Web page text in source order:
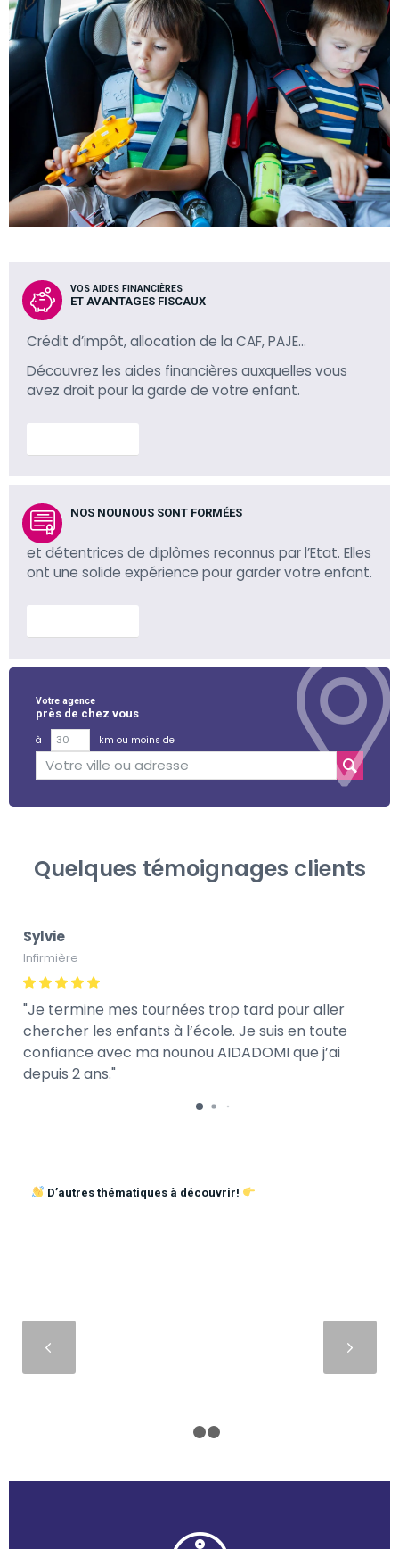
VOS AIDES FINANCIÈRES
ET AVANTAGES FISCAUX
Crédit d’impôt, allocation de la CAF, PAJE…
Découvrez les aides financières auxquelles vous
avez droit pour la garde de votre enfant.
NOS NOUNOUS SONT FORMÉES
et détentrices de diplômes reconnus par l’Etat. Elles
ont une solide expérience pour garder votre enfant.
Votre agence
près de chez vous
à
km ou moins de
Quelques témoignages clients
Sylvie
Infirmière
Je termine mes tournées trop tard pour aller
chercher les enfants à l’école. Je suis en toute
confiance avec ma nounou AIDADOMI que j’ai
depuis 2 ans.
D’autres thématiques à découvrir!